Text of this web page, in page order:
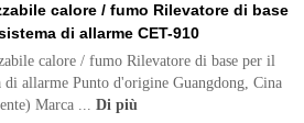
calore / fumo Rilevatore di base
di allarme CET-910
calore / fumo Rilevatore di base per il
di allarme Punto d'origine Guangdong, Cina
Marca ... Di più